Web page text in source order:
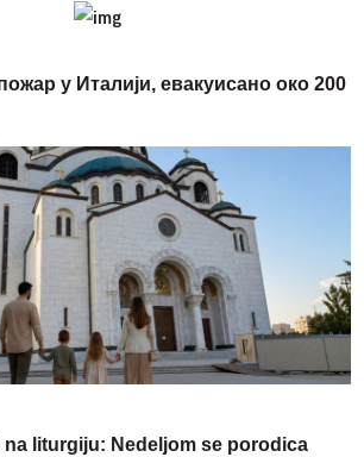
у Италији, евакуисано око 200
na liturgiju: Nedeljom se porodica